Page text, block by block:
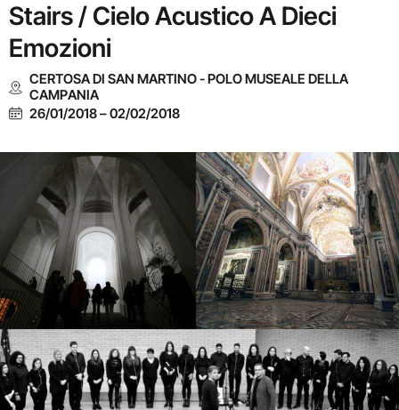
Stairs / Cielo Acustico A Dieci
Emozioni
CERTOSA DI SAN MARTINO - POLO MUSEALE DELLA
CAMPANIA
26/01/2018–02/02/2018